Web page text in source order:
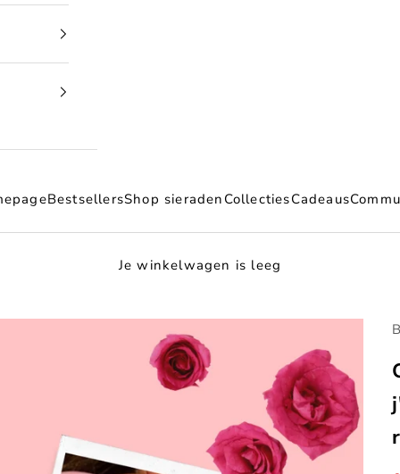
BestsellersShop sieraden CollectiesCadeaus
Je winkelwagen is leeg